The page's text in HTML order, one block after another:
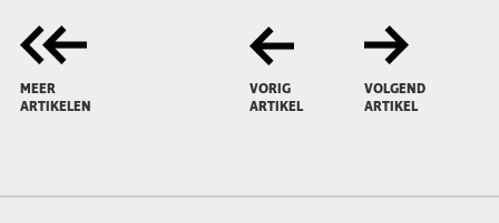
MEER
ARTIKELEN
VORIG
ARTIKEL
VOLGEND
ARTIKEL